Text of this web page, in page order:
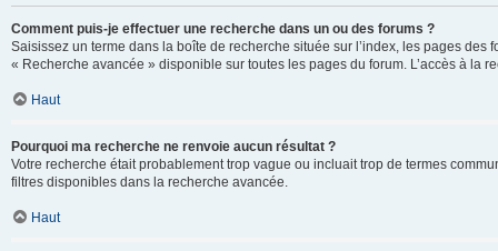
Comment puis-je effectuer une recherche dans un ou des forums ?
Saisissez un terme dans la boîte de recherche située sur l’index, les pages
« Recherche avancée » disponible sur toutes les pages du forum. L’accès à la
Haut
Pourquoi ma recherche ne renvoie aucun résultat ?
Votre recherche était probablement trop vague ou incluait trop de termes
filtres disponibles dans la recherche avancée.
Haut